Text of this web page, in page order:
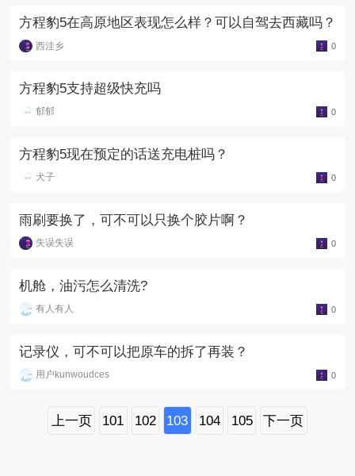
方程豹5在高原地区表现怎么样？可以自驾去西藏吗？
西洼乡 0
方程豹5支持超级快充吗
郁郁 0
方程豹5现在预定的话送充电桩吗？
犬子 0
雨刷要换了，可不可以只换个胶片啊？
失误失误 0
机舱，油污怎么清洗?
有人有人 0
记录仪，可不可以把原车的拆了再装？
用户kunwoudces 0
上一页 101 102 103 104 105 下一页